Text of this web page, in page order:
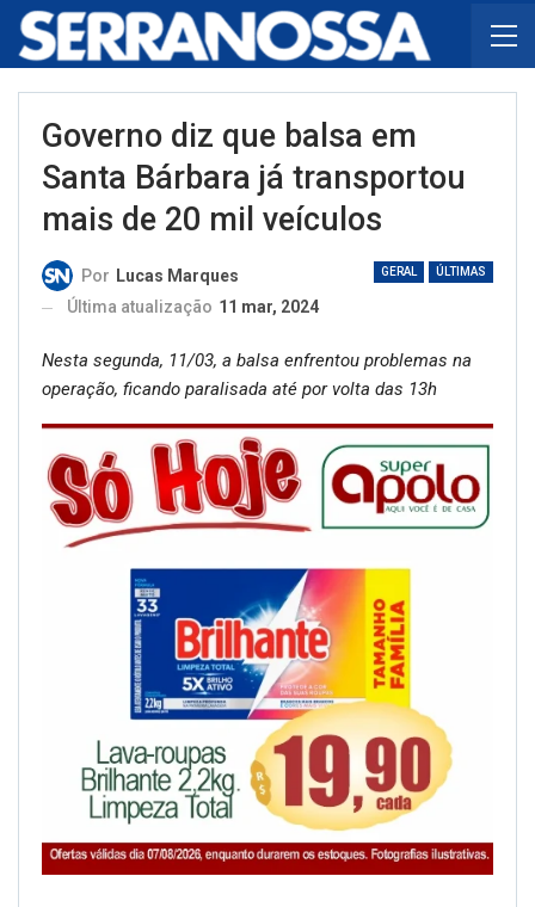
Governo diz que balsa em
Santa Bárbara já transportou
mais de 20 mil veículos
GERAL ÚLTIMAS
Por Lucas Marques
Última atualização 11 mar, 2024
Nesta segunda, 11/03, a balsa enfrentou problemas na
operação, ficando paralisada até por volta das 13h